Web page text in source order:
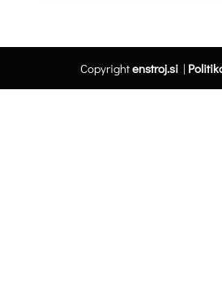
Copyrightenstroj.si|